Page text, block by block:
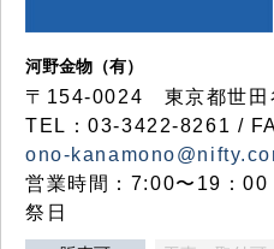
河野金物（有）
〒154-0024 東京都世田
TEL：03-3422-8261 /
ono-
営業時間：7:00〜19：00
祭日